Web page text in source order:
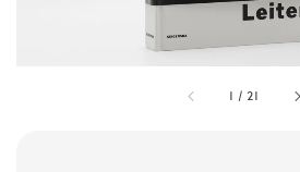
1 / 21